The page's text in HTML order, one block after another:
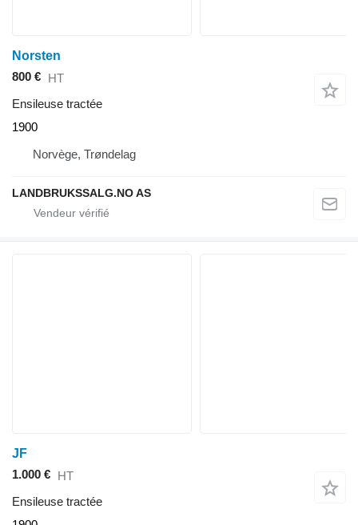
Norsten
800 € HT
Ensileuse tractée
1900
Norvège, Trøndelag
LANDBRUKSSALG.NO AS
JF
1.000 € HT
Ensileuse tractée